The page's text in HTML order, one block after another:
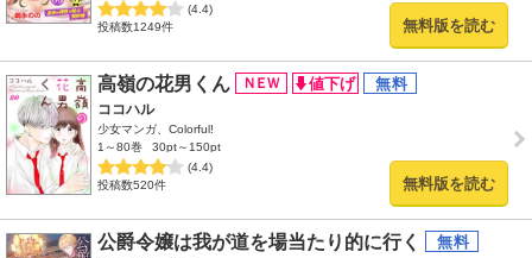
(4.4)
投稿数1249件
無料版を読む
高嶺の花男くん
ココハル
少女マンガ、Colorful!
1～80巻
30pt～150pt
(4.4)
投稿数520件
無料版を読む
公爵令嬢は我が道を場当たり的に行く